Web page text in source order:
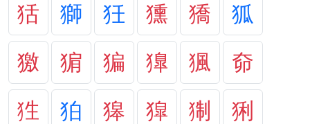
狧
獅 狅 獯 獢
狐
獥
猏 猵 獋 猦
奅
狌
狛 獆 獔 猘
猁